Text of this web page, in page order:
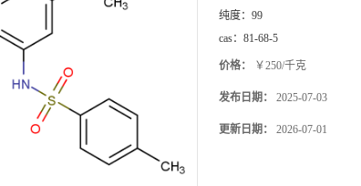
纯度： 99
cas： 81-68-5
价格： ￥250/千克
发布日期： 2025-07-03
更新日期： 2026-07-01